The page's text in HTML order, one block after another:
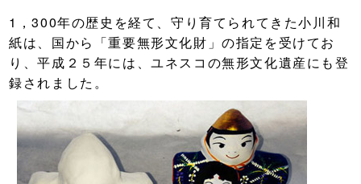
1，300年の歴史を経て、守り育てられてきた小川和
紙は、国から「重要無形文化財」の指定を受けてお
り、平成２５年には、ユネスコの無形文化遺産にも登
録されました。